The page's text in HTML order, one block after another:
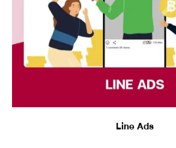
Line Ads